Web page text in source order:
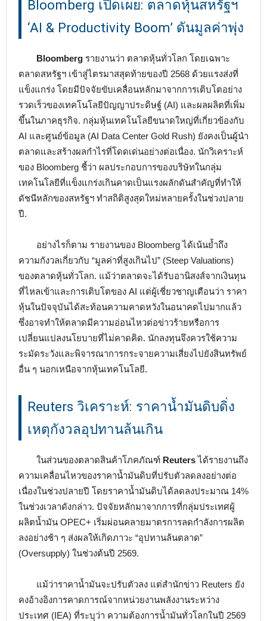
Bloomberg เปิดเผย: ตลาดหุ้นสหรัฐฯ
‘AI & Productivity Boom’ ดันมูลค่าพุ่ง
Bloomberg รายงานว่า ตลาดหุ้นทั่วโลก โดยเฉพาะ
ตลาดสหรัฐฯ เข้าสู่ไตรมาสสุดท้ายของปี 2568 ด้วยแรงส่งที่
แข็งแกร่ง โดยมีปัจจัยขับเคลื่อนหลักมาจากการเติบโตอย่าง
รวดเร็วของเทคโนโลยีปัญญาประดิษฐ์ (AI) และผลผลิตที่เพิ่ม
ขึ้นในภาคธุรกิจ. กลุ่มหุ้นเทคโนโลยีขนาดใหญ่ที่เกี่ยวข้องกับ
AI และศูนย์ข้อมูล (AI Data Center Gold Rush) ยังคงเป็นผู้นำ
ตลาดและสร้างผลกำไรที่โดดเด่นอย่างต่อเนื่อง. นักวิเคราะห์
ของ Bloomberg ชี้ว่า ผลประกอบการของบริษัทในกลุ่ม
เทคโนโลยีที่แข็งแกร่งเกินคาดเป็นแรงผลักดันสำคัญที่ทำให้
ดัชนีหลักของสหรัฐฯ ทำสถิติสูงสุดใหม่หลายครั้งในช่วงปลาย
ปี.
อย่างไรก็ตาม รายงานของ Bloomberg ได้เน้นย้ำถึง
ความกังวลเกี่ยวกับ “มูลค่าที่สูงเกินไป” (Steep Valuations)
ของตลาดหุ้นทั่วโลก. แม้ว่าตลาดจะได้รับอานิสงส์จากเงินทุน
ที่ไหลเข้าและการเติบโตของ AI แต่ผู้เชี่ยวชาญเตือนว่า ราคา
หุ้นในปัจจุบันได้สะท้อนความคาดหวังในอนาคตไปมากแล้ว
ซึ่งอาจทำให้ตลาดมีความอ่อนไหวต่อข่าวร้ายหรือการ
เปลี่ยนแปลงนโยบายที่ไม่คาดคิด. นักลงทุนจึงควรใช้ความ
ระมัดระวังและพิจารณาการกระจายความเสี่ยงไปยังสินทรัพย์
อื่น ๆ นอกเหนือจากหุ้นเทคโนโลยี.
Reuters วิเคราะห์: ราคาน้ำมันดิบดิ่ง
เหตุกังวลอุปทานล้นเกิน
ในส่วนของตลาดสินค้าโภคภัณฑ์ Reutersได้รายงานถึง
ความเคลื่อนไหวของราคาน้ำมันดิบที่ปรับตัวลดลงอย่างต่อ
เนื่องในช่วงปลายปี โดยราคาน้ำมันดิบได้ลดลงประมาณ 14%
ในช่วงเวลาดังกล่าว. ปัจจัยหลักมาจากการที่กลุ่มประเทศผู้
ผลิตน้ำมัน OPEC+ เริ่มผ่อนคลายมาตรการลดกำลังการผลิต
ลงอย่างช้า ๆ ส่งผลให้เกิดภาวะ “อุปทานล้นตลาด”
(Oversupply) ในช่วงต้นปี 2569.
แม้ว่าราคาน้ำมันจะปรับตัวลง แต่สำนักข่าว Reuters ยัง
คงอ้างอิงการคาดการณ์จากหน่วยงานพลังงานระหว่าง
ประเทศ (IEA) ที่ระบุว่า ความต้องการน้ำมันทั่วโลกในปี 2569